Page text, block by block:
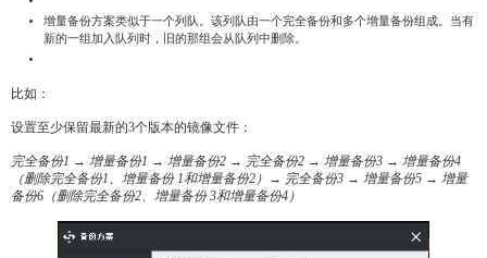
增量备份方案类似于一个列队。该列队由一个完全备份和多个增量备份组成。当有
新的一组加入队列时，旧的那组会从队列中删除。
比如：
设置至少保留最新的3个版本的镜像文件：
完全备份1 → 增量备份1 → 增量备份2 → 完全备份2 → 增量备份3 → 增量备份4
（删除完全备份1、增量备份 1和增量备份2 ）→ 完全备份3 → 增量备份5 → 增量
备份6 （删除完全备份2、增量备份 3和增量备份4 ）